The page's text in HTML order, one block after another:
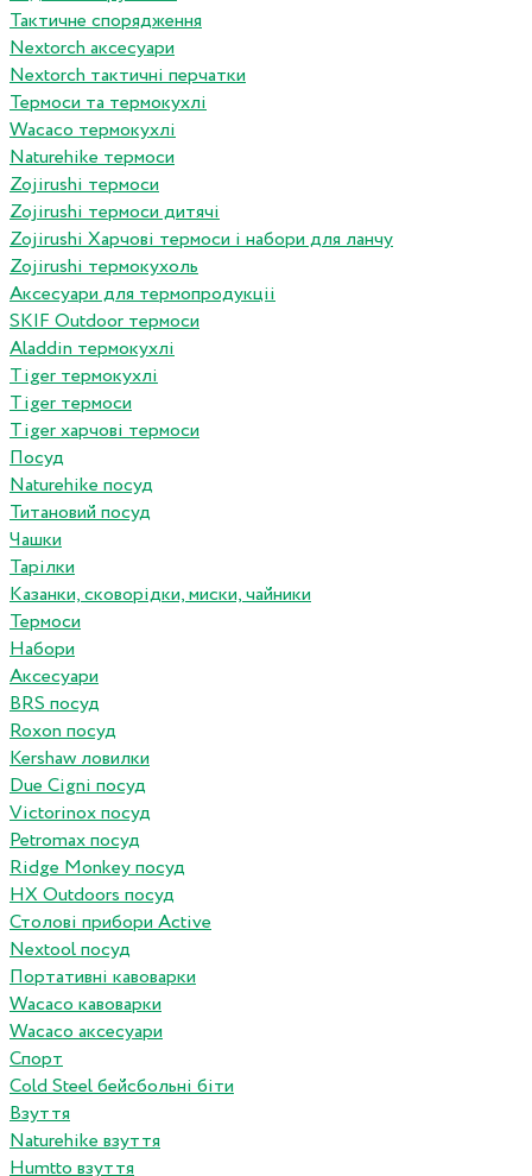
Тактичне спорядження
Nextorch аксесуари
Nextorch тактичні перчатки
Термоси та термокухлі
Wacaco термокухлі
Naturehike термоси
Zojirushi термоси
Zojirushi термоси дитячі
Zojirushi Харчові термоси і набори для ланчу
Zojirushi термокухоль
Аксесуари для термопродукціі
SKIF Outdoor термоси
Aladdin термокухлі
Tiger термокухлі
Tiger термоси
Tiger харчові термоси
Посуд
Naturehike посуд
Титановий посуд
Чашки
Тарілки
Казанки, сковорідки, миски, чайники
Термоси
Набори
Аксесуари
BRS посуд
Roxon посуд
Kershaw ловилки
Due Cigni посуд
Victorinox посуд
Petromax посуд
Ridge Monkey посуд
HX Outdoors посуд
Столові прибори Active
Nextool посуд
Портативні кавоварки
Wacaco кавоварки
Wacaco аксесуари
Спорт
Cold Steel бейсбольні біти
Взуття
Naturehike взуття
Humtto взуття